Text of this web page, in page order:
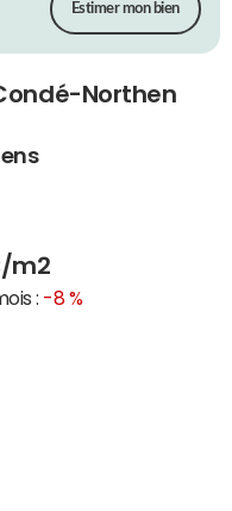
Estimer mon bien
Northen
m2
: -8 %